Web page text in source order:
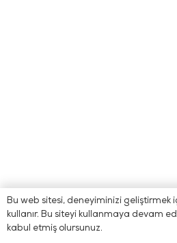
Bu web sitesi, deneyiminizi geliştirmek
kullanır. Bu siteyi kullanmaya devam
kabul etmiş olursunuz.